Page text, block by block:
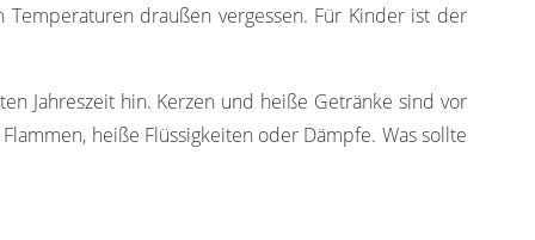
draußen vergessen. Für Kinder ist der
Jahreszeit hin. Kerzen und heiße Getränke sind vor
heiße Flüssigkeiten oder Dämpfe. Was sollte